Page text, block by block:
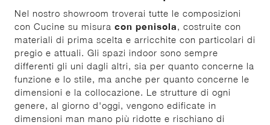
Nel nostro showroom troverai tutte le composizioni
con Cucine su misura con penisola, costruite con
materiali di prima scelta e arricchite con particolari di
pregio e attuali. Gli spazi indoor sono sempre
differenti gli uni dagli altri, sia per quanto concerne la
funzione e lo stile, ma anche per quanto concerne le
dimensioni e la collocazione. Le strutture di ogni
genere, al giorno d'oggi, vengono edificate in
dimensioni man mano più ridotte e rischiano di